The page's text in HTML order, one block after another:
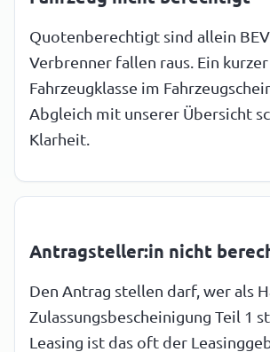
Quotenberechtigt sind allein
Verbrenner fallen raus. Ein
Fahrzeugklasse im
Abgleich mit unserer Übersicht
Klarheit.
Antragsteller:in nicht
Den Antrag stellen darf, wer als
Zulassungsbescheinigung Teil 1
Leasing ist das oft der